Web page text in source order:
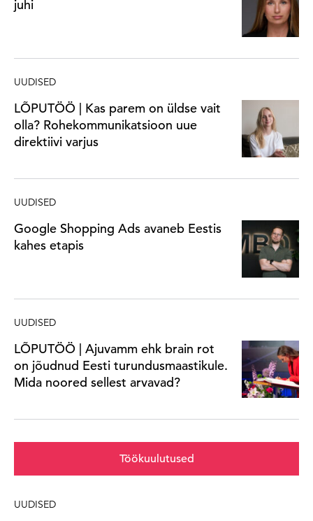
juhi
UUDISED
LÕPUTÖÖ | Kas parem on üldse vait
olla? Rohekommunikatsioon uue
direktiivi varjus
UUDISED
Google Shopping Ads avaneb Eestis
kahes etapis
UUDISED
LÕPUTÖÖ | Ajuvamm ehk brain rot
on jõudnud Eesti turundusmaastikule.
Mida noored sellest arvavad?
Töökuulutused
UUDISED